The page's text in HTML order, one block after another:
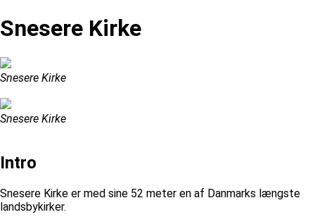
Snesere Kirke
Snesere Kirke
Snesere Kirke
Intro
Snesere Kirke er med sine 52 meter en af Danmarks længste
landsbykirker.